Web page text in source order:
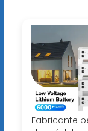
Fabricante